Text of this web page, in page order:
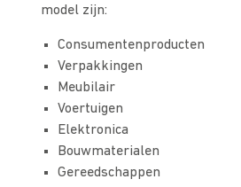
model zijn:
Consumentenproducten
Verpakkingen
Meubilair
Voertuigen
Elektronica
Bouwmaterialen
Gereedschappen